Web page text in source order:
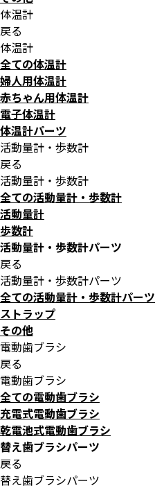
体温計
戻る
体温計
全ての体温計
婦人用体温計
赤ちゃん用体温計
電子体温計
体温計パーツ
活動量計・歩数計
戻る
活動量計・歩数計
全ての活動量計・歩数計
活動量計
歩数計
活動量計・歩数計パーツ
戻る
活動量計・歩数計パーツ
全ての活動量計・歩数計パーツ
ストラップ
その他
電動歯ブラシ
戻る
電動歯ブラシ
全ての電動歯ブラシ
充電式電動歯ブラシ
乾電池式電動歯ブラシ
替え歯ブラシパーツ
戻る
替え歯ブラシパーツ